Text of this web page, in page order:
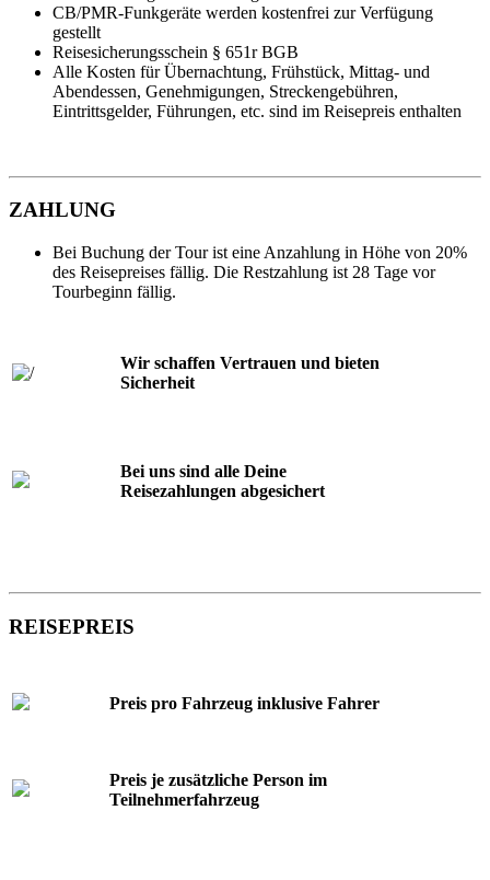
CB/PMR-Funkgeräte werden kostenfrei zur Verfügung
gestellt
Reisesicherungsschein § 651r BGB
Alle Kosten für Übernachtung, Frühstück, Mittag- und
Abendessen, Genehmigungen, Streckengebühren,
Eintrittsgelder, Führungen, etc. sind im Reisepreis enthalten
ZAHLUNG
Bei Buchung der Tour ist eine Anzahlung in Höhe von 20%
des Reisepreises fällig. Die Restzahlung ist 28 Tage vor
Tourbeginn fällig.
Wir schaffen Vertrauen und bieten
Sicherheit
Bei uns sind alle Deine
Reisezahlungen abgesichert
REISEPREIS
Preis pro Fahrzeug inklusive Fahrer
Preis je zusätzliche Person im
Teilnehmerfahrzeug